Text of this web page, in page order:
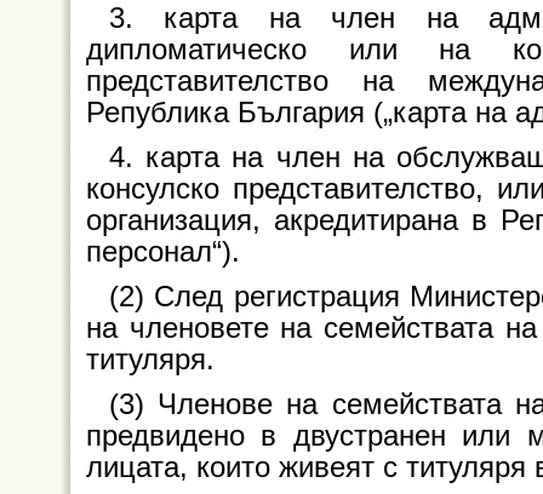
3. карта на член на
дипломатическо или на
представителство на
Република България („карта на
4. карта на член на
консулско представителство,
организация, акредитирана в
персонал“).
(2) След регистрация
на членовете на семействата
титуляря.
(3) Членове на семействата
предвидено в двустранен или
лицата, които живеят с